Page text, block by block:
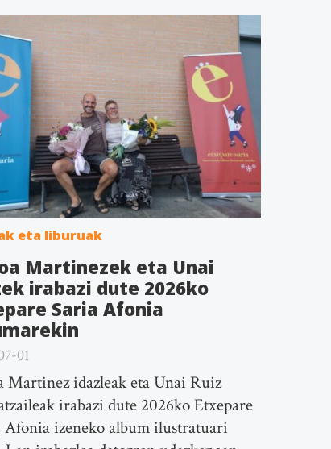
eta liburuak
Martinezek eta Unai
irabazi dute 2026ko
Saria Afonia
01
Martinez idazleak eta Unai Ruiz
irabazi dute 2026ko Etxepare
Afonia izeneko album ilustratuari